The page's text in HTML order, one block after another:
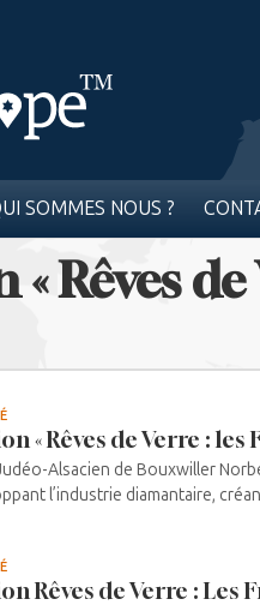
SOMMES NOUS ?
Rêves
« Rêves de Verre : les
Alsacien de Bouxwiller
l’industrie diamantaire,
Rêves de Verre : Les